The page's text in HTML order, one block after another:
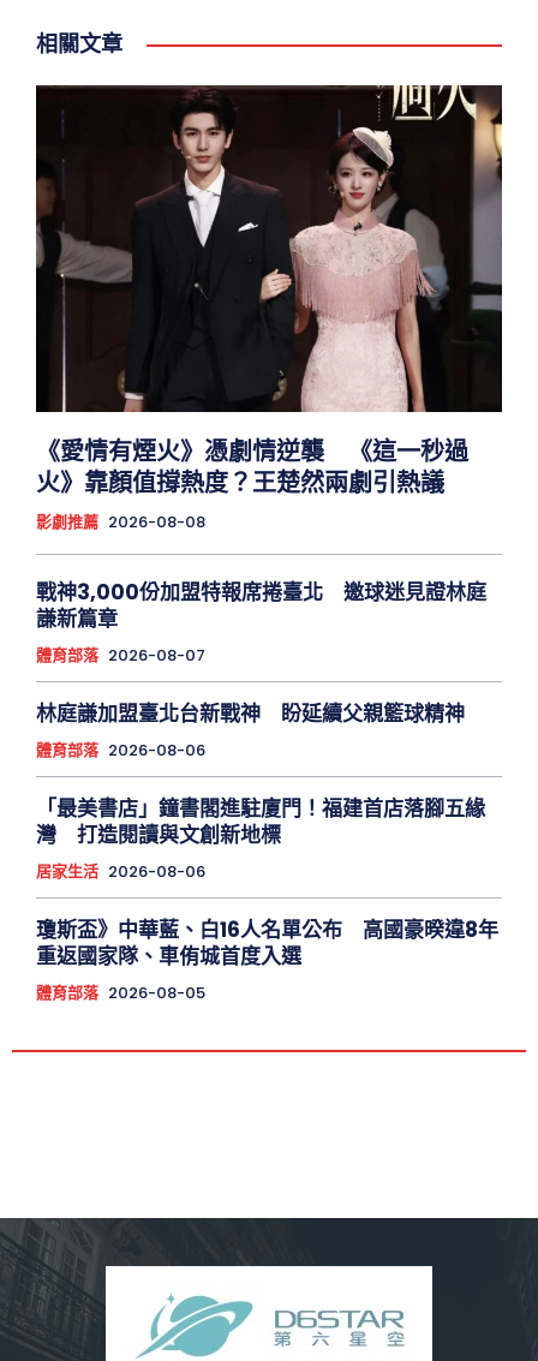
相關文章
《愛情有煙火》憑劇情逆襲 《這一秒過
火》靠顏值撐熱度？王楚然兩劇引熱議
影劇推薦 2026-08-08
戰神3,000份加盟特報席捲臺北 邀球迷見證林庭
謙新篇章
體育部落 2026-08-07
林庭謙加盟臺北台新戰神 盼延續父親籃球精神
體育部落 2026-08-06
「最美書店」鐘書閣進駐廈門！福建首店落腳五緣
灣 打造閱讀與文創新地標
居家生活 2026-08-06
瓊斯盃》中華藍、白16人名單公布 高國豪暌違8年
重返國家隊、車侑城首度入選
體育部落 2026-08-05